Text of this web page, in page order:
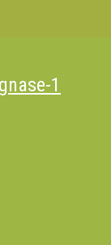
1